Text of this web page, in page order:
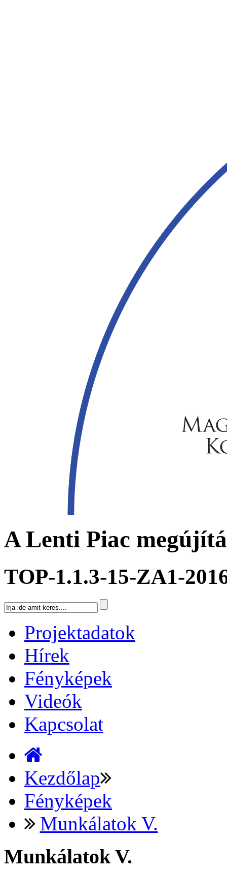
A Lenti Piac
TOP-1.1.3-15-ZA1-
Projektadatok
Hírek
Fényképek
Videók
Kapcsolat
Kezdőlap
Fényképek
Munkálatok V.
Munkálatok V.